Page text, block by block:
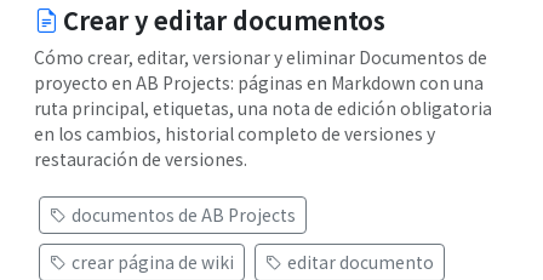
Crear y editar documentos
Cómo crear, editar, versionar y eliminar Documentos de
proyecto en AB Projects: páginas en Markdown con una
ruta principal, etiquetas, una nota de edición obligatoria
en los cambios, historial completo de versiones y
restauración de versiones.
documentos de AB Projects
crear página de wiki
editar documento